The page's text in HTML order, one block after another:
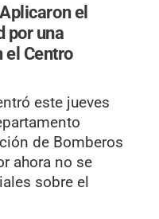
Aplicaron el
por una
el Centro
este jueves
de Bomberos
ahora no se
sobre el